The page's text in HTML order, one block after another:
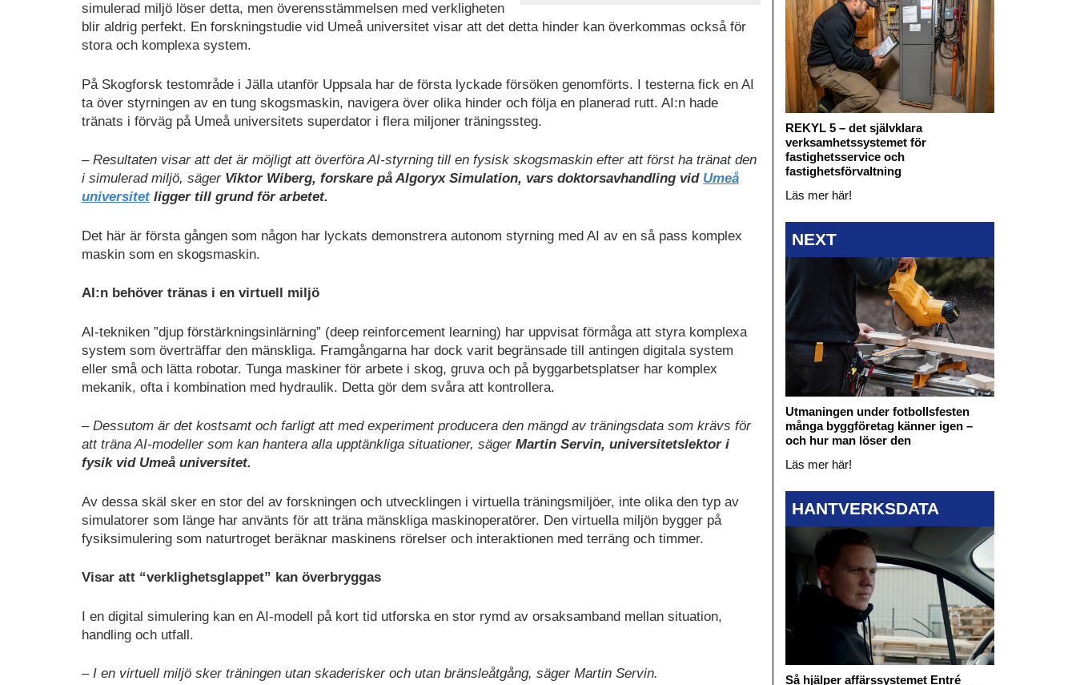
simulerad miljö löser detta, men överensstämmelsen med verkligheten
blir aldrig perfekt. En forskningstudie vid Umeå universitet visar att det detta hinder kan överkommas också för
stora och komplexa system.
På Skogforsk testområde i Jälla utanför Uppsala har de första lyckade försöken genomförts. I testerna fick en AI
ta över styrningen av en tung skogsmaskin, navigera över olika hinder och följa en planerad rutt. AI:n hade
tränats i förväg på Umeå universitets superdator i flera miljoner träningssteg.
– Resultaten visar att det är möjligt att överföra AI-styrning till en fysisk skogsmaskin efter att först ha tränat den
i simulerad miljö, sägerViktor Wiberg, forskare på Algoryx Simulation, vars doktorsavhandling vid Umeå
universitetligger till grund för arbetet.
Det här är första gången som någon har lyckats demonstrera autonom styrning med AI av en så pass komplex
maskin som en skogsmaskin.
AI:n behöver tränas i en virtuell miljö
AI-tekniken ”djup förstärkningsinlärning” (deep reinforcement learning) har uppvisat förmåga att styra komplexa
system som överträffar den mänskliga. Framgångarna har dock varit begränsade till antingen digitala system
eller små och lätta robotar. Tunga maskiner för arbete i skog, gruva och på byggarbetsplatser har komplex
mekanik, ofta i kombination med hydraulik. Detta gör dem svåra att kontrollera.
– Dessutom är det kostsamt och farligt att med experiment producera den mängd av träningsdata som krävs för
att träna AI-modeller som kan hantera alla upptänkliga situationer, säger Martin Servin, universitetslektor i
fysik vid Umeå universitet.
Av dessa skäl sker en stor del av forskningen och utvecklingen i virtuella träningsmiljöer, inte olika den typ av
simulatorer som länge har använts för att träna mänskliga maskinoperatörer. Den virtuella miljön bygger på
fysiksimulering som naturtroget beräknar maskinens rörelser och interaktionen med terräng och timmer.
Visar att “verklighetsglappet” kan överbryggas
I en digital simulering kan en AI-modell på kort tid utforska en stor rymd av orsaksamband mellan situation,
handling och utfall.
– I en virtuell miljö sker träningen utan skaderisker och utan bränsleåtgång, säger Martin Servin.
REKYL 5 – det självklara
verksamhetssystemet för
fastighetsservice och
fastighetsförvaltning
Läs mer här!
NEXT
Utmaningen under fotbollsfesten
många byggföretag känner igen –
och hur man löser den
Läs mer här!
HANTVERKSDATA
Så hjälper affärssystemet Entré